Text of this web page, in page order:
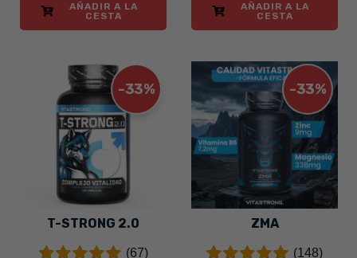
AÑADIR A LA
CESTA
AÑADIR A LA
CESTA
-33%
T-STRONG 2.0
(67)
-33%
ZMA
(148)